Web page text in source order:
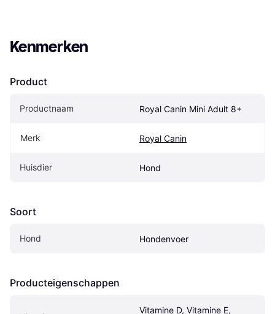
Kenmerken
Product
Productnaam Royal Canin Mini Adult 8+
Merk Royal Canin
Huisdier Hond
Soort
Hond Hondenvoer
Producteigenschappen
Vitamine D, Vitamine E,